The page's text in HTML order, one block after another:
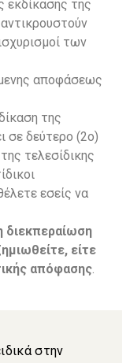
εκδίκασης της
των
αποφάσεως
της
σε δεύτερο (2ο)
τελεσίδικης
εσείς να
διεκπεραίωση
είτε
απόφασης.
στην